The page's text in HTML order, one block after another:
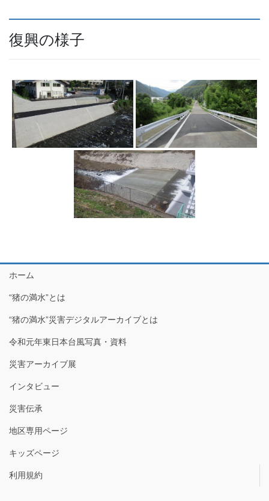
復興の様子
ホーム
“猪の満水”とは
“猪の満水”災害デジタルアーカイブとは
令和元年東日本台風写真・資料
災害アーカイブ展
インタビュー
災害伝承
地区専用ページ
キッズページ
利用規約